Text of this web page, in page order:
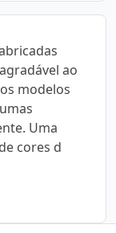
ao
modelos
Uma
cores d